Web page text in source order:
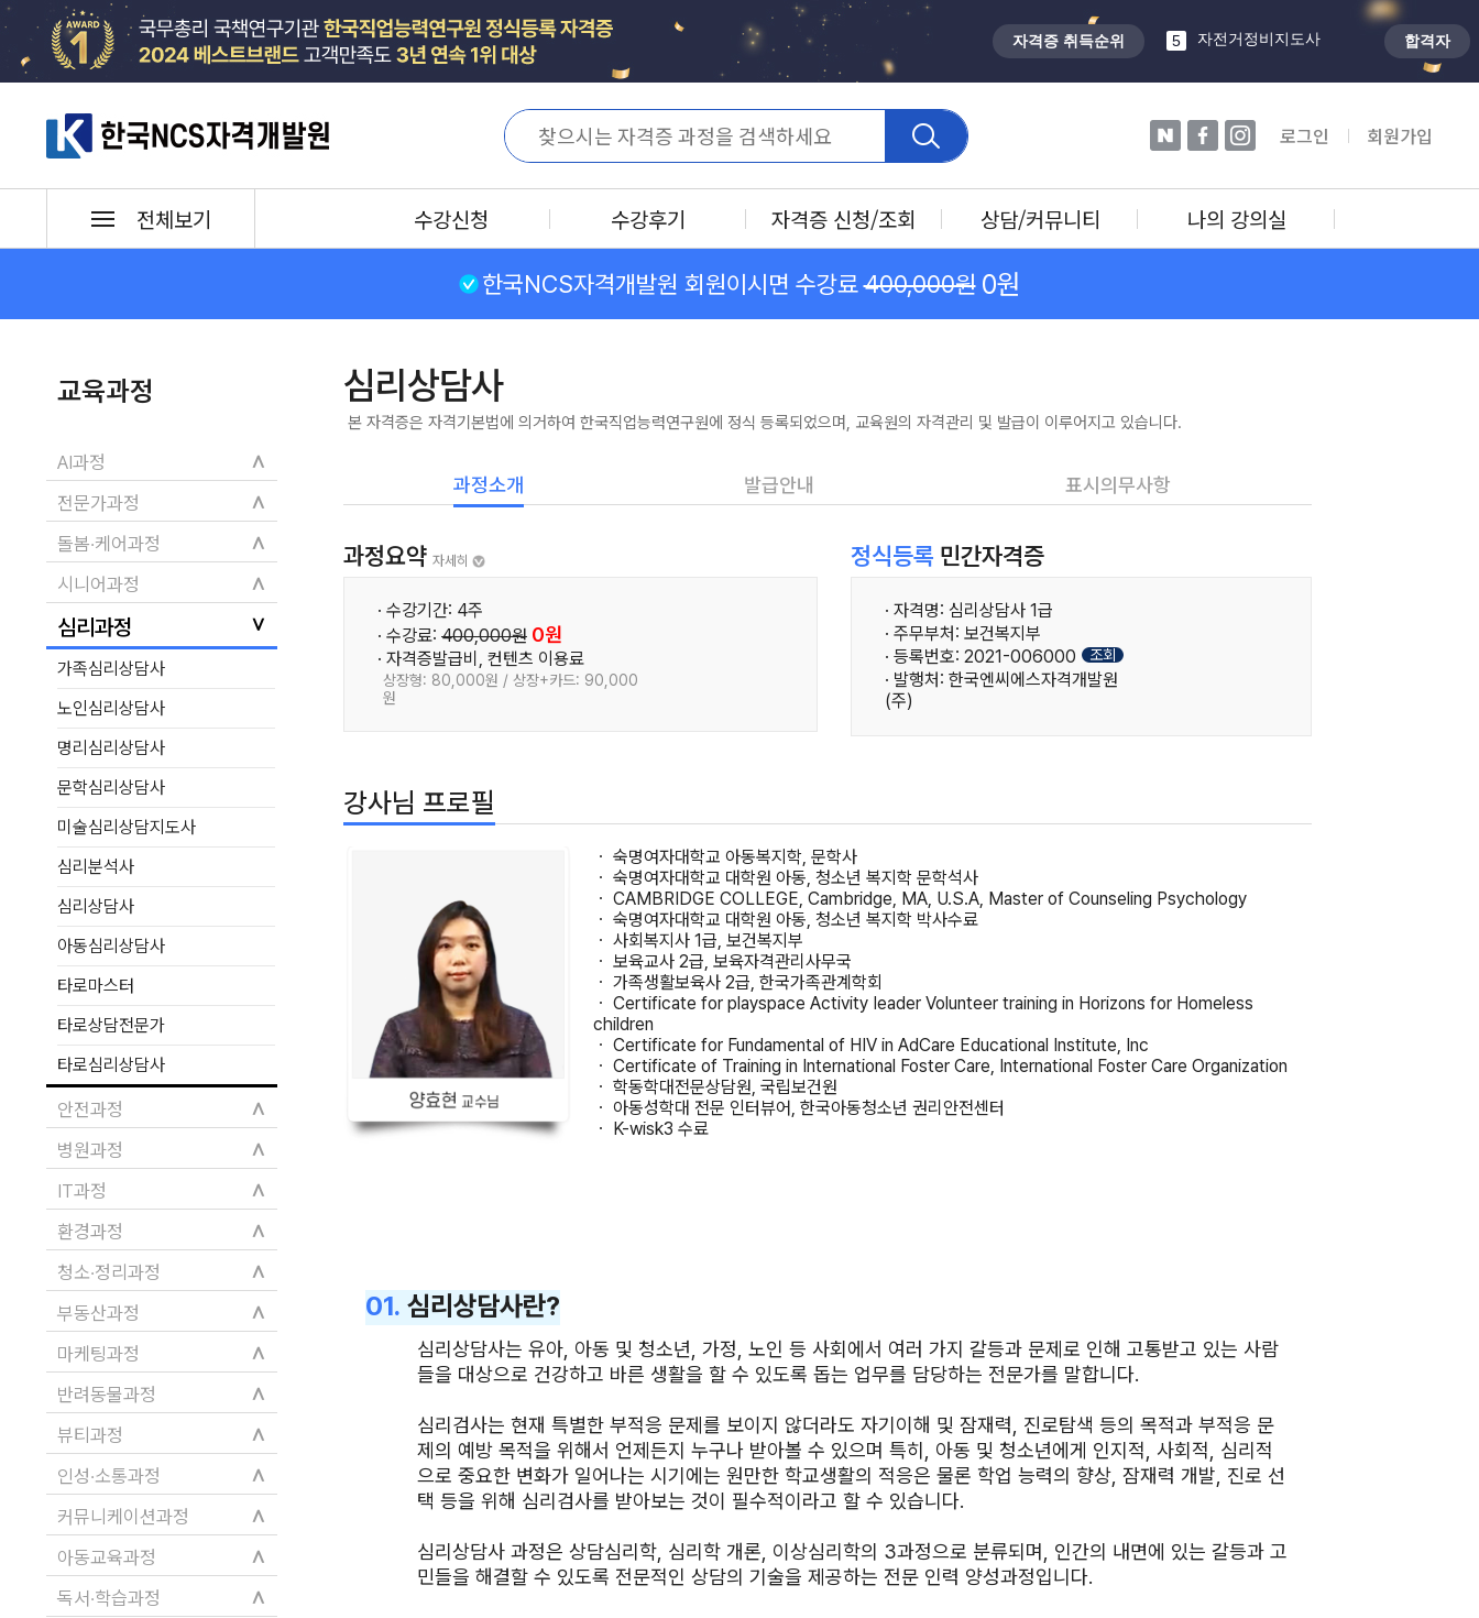
자격증 취득순위 5 자전거정비지도사 합격자
한국NCS자격개발원 네이버페이스북
인스타 로그인 회원가입
전체보기 수강신청 수강후기 자격증 신청/조회 상담/커뮤니티 나의 강의실
한국NCS자격개발원 회원이시면 수강료400,000원 0원
교육과정
AI과정 ∧
전문가과정 ∧
돌봄·케어과정 ∧
시니어과정 ∧
심리과정 ∨
가족심리상담사
노인심리상담사
명리심리상담사
문학심리상담사
미술심리상담지도사
심리분석사
심리상담사
아동심리상담사
타로마스터
타로상담전문가
타로심리상담사
안전과정 ∧
병원과정 ∧
IT과정 ∧
환경과정 ∧
청소·정리과정 ∧
부동산과정 ∧
마케팅과정 ∧
반려동물과정 ∧
뷰티과정 ∧
인성·소통과정 ∧
커뮤니케이션과정 ∧
아동교육과정 ∧
독서·학습과정 ∧
심리상담사
본 자격증은 자격기본법에 의거하여 한국직업능력연구원에 정식 등록되었으며, 교육원의 자격관리 및 발급이 이루어지고 있습니다.
과정소개 발급안내 표시의무사항
과정요약 자세히
· 수강기간: 4주
· 수강료: 400,000원 0원
· 자격증발급비, 컨텐츠 이용료
상장형: 80,000원 / 상장+카드: 90,000
원
정식등록 민간자격증
· 자격명: 심리상담사 1급
· 주무부처: 보건복지부
· 등록번호: 2021-006000
조회
· 발행처: 한국엔씨에스자격개발원
(주)
강사님 프로필
ㆍ 숙명여자대학교 아동복지학, 문학사
ㆍ 숙명여자대학교 대학원 아동, 청소년 복지학 문학석사
ㆍ CAMBRIDGE COLLEGE, Cambridge, MA, U.S.A, Master of Counseling Psychology
ㆍ 숙명여자대학교 대학원 아동, 청소년 복지학 박사수료
ㆍ 사회복지사 1급, 보건복지부
ㆍ 보육교사 2급, 보육자격관리사무국
ㆍ 가족생활보육사 2급, 한국가족관계학회
ㆍ Certificate for playspace Activity Ieader Volunteer training in Horizons for Homeless
children
ㆍ Certificate for Fundamental of HIV in AdCare Educational Institute, Inc
ㆍ Certificate of Training in International Foster Care, International Foster Care Organization
ㆍ 학동학대전문상담원, 국립보건원
ㆍ 아동성학대 전문 인터뷰어, 한국아동청소년 권리안전센터
ㆍ K-wisk3 수료
01. 심리상담사란?
심리상담사는 유아, 아동 및 청소년, 가정, 노인 등 사회에서 여러 가지 갈등과 문제로 인해 고통받고 있는 사람
들을 대상으로 건강하고 바른 생활을 할 수 있도록 돕는 업무를 담당하는 전문가를 말합니다.
심리검사는 현재 특별한 부적응 문제를 보이지 않더라도 자기이해 및 잠재력, 진로탐색 등의 목적과 부적응 문
제의 예방 목적을 위해서 언제든지 누구나 받아볼 수 있으며 특히, 아동 및 청소년에게 인지적, 사회적, 심리적
으로 중요한 변화가 일어나는 시기에는 원만한 학교생활의 적응은 물론 학업 능력의 향상, 잠재력 개발, 진로 선
택 등을 위해 심리검사를 받아보는 것이 필수적이라고 할 수 있습니다.
심리상담사 과정은 상담심리학, 심리학 개론, 이상심리학의 3과정으로 분류되며, 인간의 내면에 있는 갈등과 고
민들을 해결할 수 있도록 전문적인 상담의 기술을 제공하는 전문 인력 양성과정입니다.